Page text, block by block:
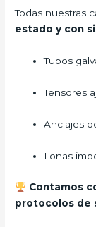
Todas nuestras
estado y con
Tubos
Tensores
Anclajes
Lonas
Contamos
protocolos de